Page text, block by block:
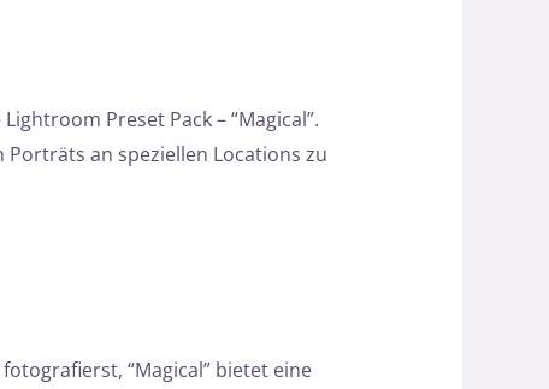
Preset Pack – “Magical”.
an speziellen Locations zu
“Magical” bietet eine